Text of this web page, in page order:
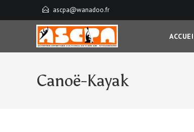
ascpa@wanadoo.fr
Canoë-Kayak